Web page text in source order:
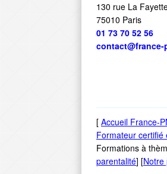
130 rue La
75010 Paris
01 73 70 52 56
contact@france-
[ Accueil France-
Formateur certifié
Formations à
parentalité] [Notre